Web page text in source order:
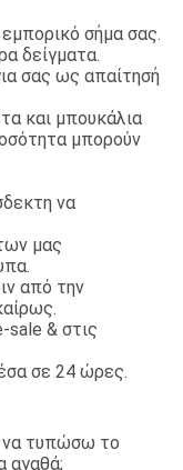
εμπορικό σήμα σας.
δείγματα.
σας ως απαίτησή
και μπουκάλια
μπορούν
να
μας
από την
sale & στις
σε 24 ώρες.
τυπώσω το
αγαθά;